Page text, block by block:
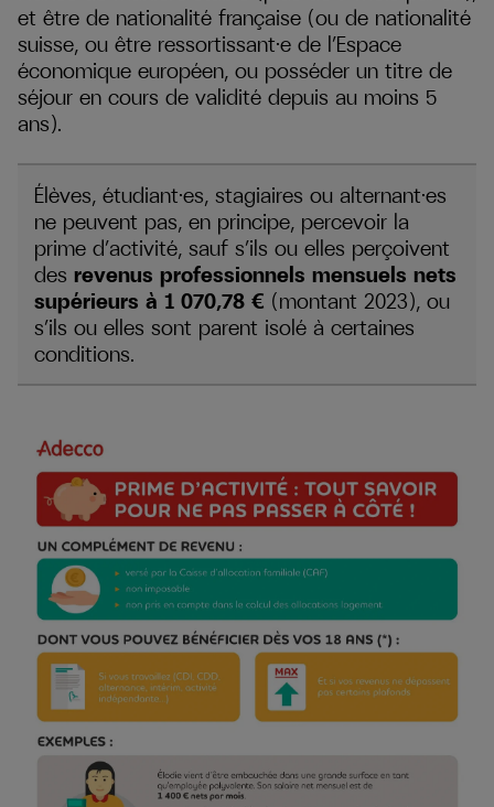
et être de nationalité française (ou de nationalité
suisse, ou être ressortissant·e de l’Espace
économique européen, ou posséder un titre de
séjour en cours de validité depuis au moins 5
ans).
Élèves, étudiant·es, stagiaires ou alternant·es
ne peuvent pas, en principe, percevoir la
prime d’activité, sauf s’ils ou elles perçoivent
des revenus professionnels mensuels nets
supérieurs à 1 070,78 € (montant 2023), ou
s’ils ou elles sont parent isolé à certaines
conditions.